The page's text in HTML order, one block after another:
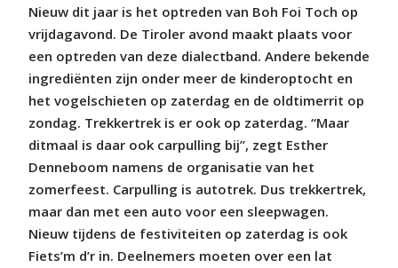
Nieuw dit jaar is het optreden van Boh Foi Toch op
vrijdagavond. De Tiroler avond maakt plaats voor
een optreden van deze dialectband. Andere bekende
ingrediënten zijn onder meer de kinderoptocht en
het vogelschieten op zaterdag en de oldtimerrit op
zondag. Trekkertrek is er ook op zaterdag. “Maar
ditmaal is daar ook carpulling bij”, zegt Esther
Denneboom namens de organisatie van het
zomerfeest. Carpulling is autotrek. Dus trekkertrek,
maar dan met een auto voor een sleepwagen.
Nieuw tijdens de festiviteiten op zaterdag is ook
Fiets’m d’r in. Deelnemers moeten over een lat